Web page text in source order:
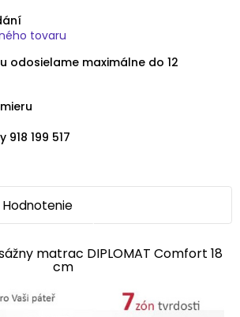
tovaru
odosielame maximálne do 12
199 517
Hodnotenie
matrac DIPLOMAT Comfort 18
cm